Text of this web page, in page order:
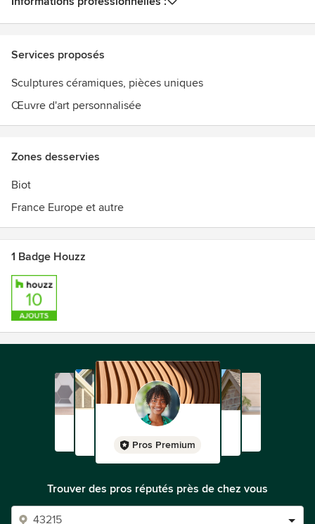
Services proposés
Sculptures céramiques, pièces uniques
Œuvre d'art personnalisée
Zones desservies
Biot
France Europe et autre
1 Badge Houzz
Pros Premium
Trouver des pros réputés près de chez vous